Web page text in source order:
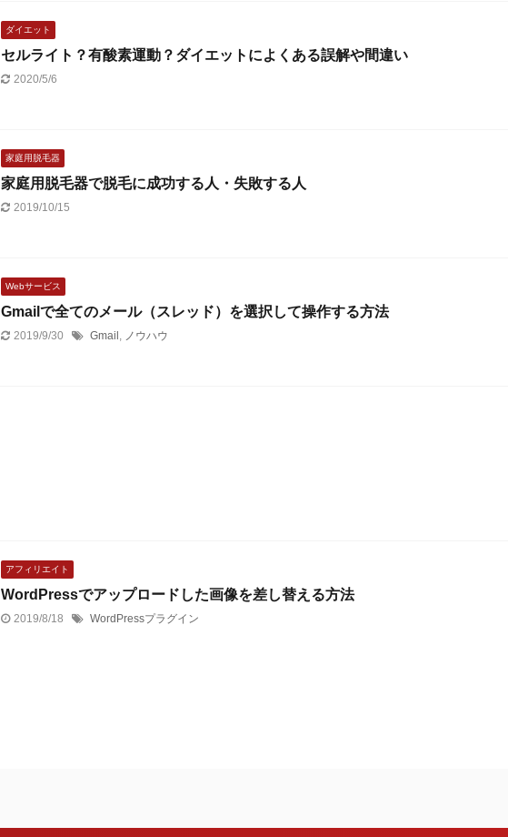
ダイエット
セルライト？有酸素運動？ダイエットによくある誤解や間違い
2020/5/6
家庭用脱毛器
家庭用脱毛器で脱毛に成功する人・失敗する人
2019/10/15
Webサービス
Gmailで全てのメール（スレッド）を選択して操作する方法
2019/9/30 Gmail , ノウハウ
アフィリエイト
WordPressでアップロードした画像を差し替える方法
2019/8/18 WordPressプラグイン